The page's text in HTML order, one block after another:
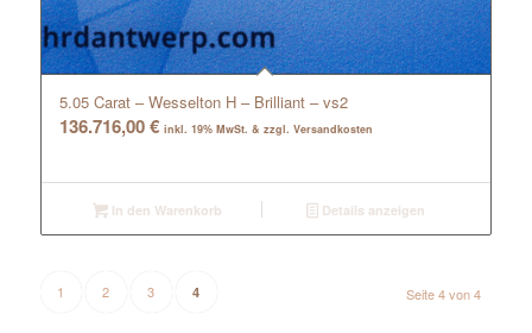
5.05 Carat – Wesselton H – Brilliant – vs2
136.716,00€ inkl. 19% MwSt. & zzgl. Versandkosten
In den Warenkorb Details anzeigen
Seite 4 von 4
1 2 3 4